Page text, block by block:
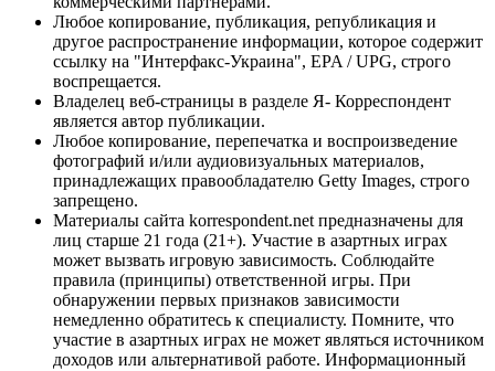
Любое копирование, публикация, републикация и
другое распространение информации, которое содержит
ссылку на "Интерфакс-Украина", EPA / UPG, строго
воспрещается.
Владелец веб-страницы в разделе Я- Корреспондент
является автор публикации.
Любое копирование, перепечатка и воспроизведение
фотографий и/или аудиовизуальных материалов,
принадлежащих правообладателю Getty Images, строго
запрещено.
Материалы сайта korrespondent.net предназначены для
лиц старше 21 года (21+). Участие в азартных играх
может вызвать игровую зависимость. Соблюдайте
правила (принципы) ответственной игры. При
обнаружении первых признаков зависимости
немедленно обратитесь к специалисту. Помните, что
участие в азартных играх не может являться источником
доходов или альтернативой работе. Информационный